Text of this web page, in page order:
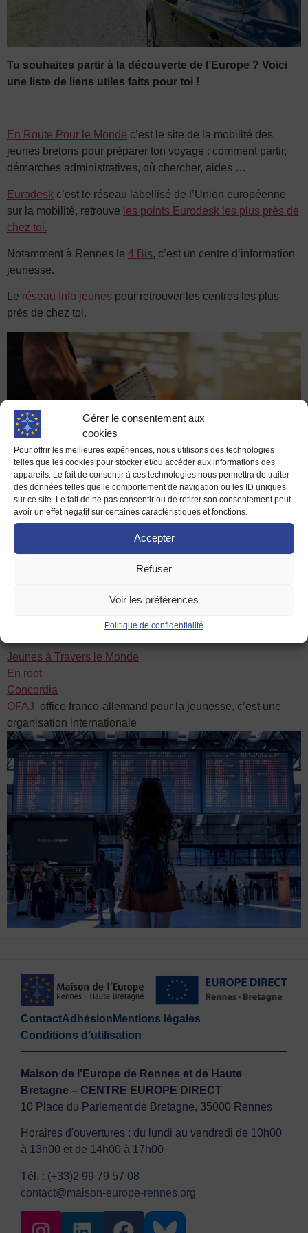
Gérer le consentement aux
cookies
Pour offrir les meilleures expériences, nous utilisons des technologies
telles que les cookies pour stocker et/ou accéder aux informations des
appareils. Le fait de consentir à ces technologies nous permettra de traiter
des données telles que le comportement de navigation ou les ID uniques
sur ce site. Le fait de ne pas consentir ou de retirer son consentement peut
avoir un effet négatif sur certaines caractéristiques et fonctions.
Accepter
Refuser
Voir les préférences
Politique de confidentialité
Tu souhaites partir à la découverte de l’Europe ? Voici
une liste de liens utiles faits pour toi !
En Route Pour le Monde c’est le site de la mobilité des
jeunes bretons pour préparer ton voyage : comment partir,
démarches administratives, où chercher, aides …
Eurodesk c’est le réseau labellisé de l’Union européenne
sur la mobilité, retrouve les points Eurodesk les plus près de
chez toi.
Notamment à Rennes le 4 Bis, c’est un centre d’information
jeunesse.
Le réseau Info jeunes pour retrouver les centres les plus
près de chez toi.
, c’est un site de l’UE qui t’aide à avoir des
informatiques pratiques sur ton projet de mobilité, où
chercher ou encore des informations précises par pays de
Jeunes à Travers le Monde
En root
Concordia
OFAJ, office franco-allemand pour la jeunesse, c’est une
organisation internationale
ContactAdhésion Mentions légales
Conditions d’utilisation
Maison de l'Europe de Rennes et de Haute
Bretagne – CENTRE EUROPE DIRECT
10 Place du Parlement de Bretagne, 35000 Rennes
Horaires d'ouvertures : du lundi au vendredi de 10h00
à 13h00 et de 14h00 à 17h00
Tél. : (+33)2 99 79 57 08
contact@maison-europe-rennes.org